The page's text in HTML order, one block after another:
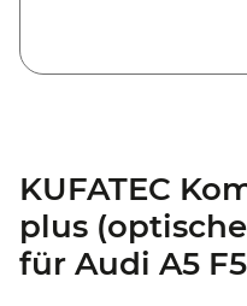
KUFATEC
plus
für Audi A5 F5